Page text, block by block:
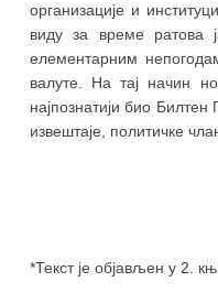
организације и
виду за време ратова
елементарним
валуте. На тај начин
најпознатији био
извештаје, политичке
*Текст је објављен у 2.